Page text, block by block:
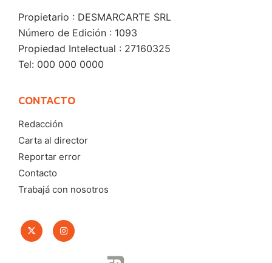
Propietario : DESMARCARTE SRL
Número de Edición : 1093
Propiedad Intelectual : 27160325
Tel: 000 000 0000
CONTACTO
Redacción
Carta al director
Reportar error
Contacto
Trabajá con nosotros